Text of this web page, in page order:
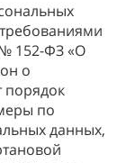
152-ФЗ «О
о
порядок
по
данных,